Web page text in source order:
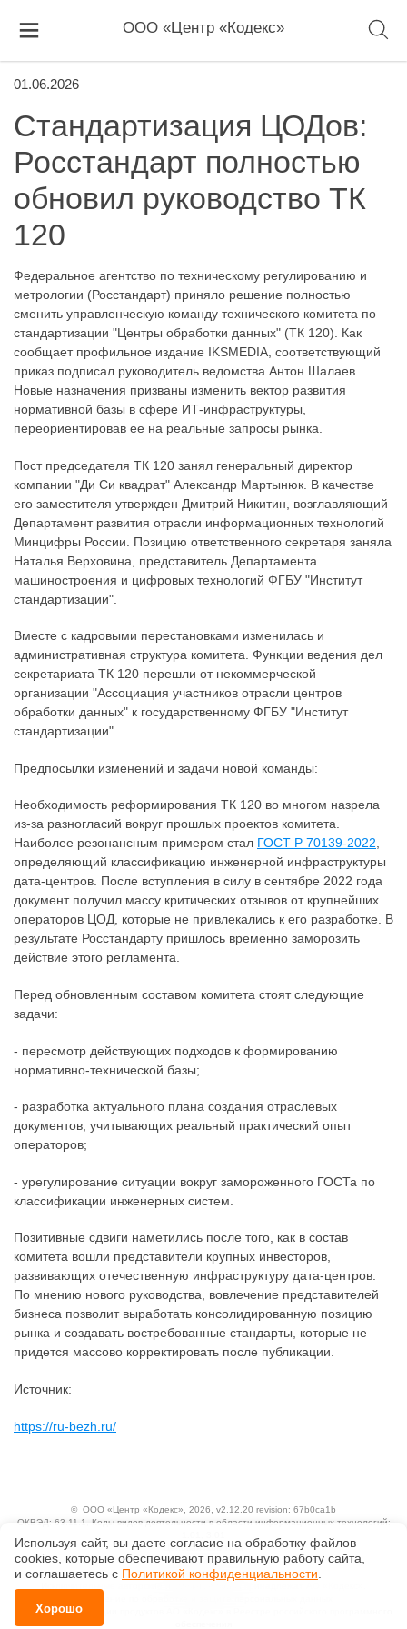
ООО «Центр «Кодекс»
01.06.2026
Стандартизация ЦОДов:
Росстандарт полностью
обновил руководство ТК
120
Федеральное агентство по техническому регулированию и
метрологии (Росстандарт) приняло решение полностью
сменить управленческую команду технического комитета по
стандартизации "Центры обработки данных" (ТК 120). Как
сообщает профильное издание IKSMEDIA, соответствующий
приказ подписал руководитель ведомства Антон Шалаев.
Новые назначения призваны изменить вектор развития
нормативной базы в сфере ИТ-инфраструктуры,
переориентировав ее на реальные запросы рынка.
Пост председателя ТК 120 занял генеральный директор
компании "Ди Си квадрат" Александр Мартынюк. В качестве
его заместителя утвержден Дмитрий Никитин, возглавляющий
Департамент развития отрасли информационных технологий
Минцифры России. Позицию ответственного секретаря заняла
Наталья Верховина, представитель Департамента
машиностроения и цифровых технологий ФГБУ "Институт
стандартизации".
Вместе с кадровыми перестановками изменилась и
административная структура комитета. Функции ведения дел
секретариата ТК 120 перешли от некоммерческой
организации "Ассоциация участников отрасли центров
обработки данных" к государственному ФГБУ "Институт
стандартизации".
Предпосылки изменений и задачи новой команды:
Необходимость реформирования ТК 120 во многом назрела
из-за разногласий вокруг прошлых проектов комитета.
Наиболее резонансным примером стал ГОСТ Р 70139-2022,
определяющий классификацию инженерной инфраструктуры
дата-центров. После вступления в силу в сентябре 2022 года
документ получил массу критических отзывов от крупнейших
операторов ЦОД, которые не привлекались к его разработке. В
результате Росстандарту пришлось временно заморозить
действие этого регламента.
Перед обновленным составом комитета стоят следующие
задачи:
- пересмотр действующих подходов к формированию
нормативно-технической базы;
- разработка актуального плана создания отраслевых
документов, учитывающих реальный практический опыт
операторов;
- урегулирование ситуации вокруг замороженного ГОСТа по
классификации инженерных систем.
Позитивные сдвиги наметились после того, как в состав
комитета вошли представители крупных инвесторов,
развивающих отечественную инфраструктуру дата-центров.
По мнению нового руководства, вовлечение представителей
бизнеса позволит выработать консолидированную позицию
рынка и создавать востребованные стандарты, которые не
придется массово корректировать после публикации.
Источник:
https://ru-bezh.ru/
© ООО «Центр «Кодекс», 2026, v2.12.20 revision: 67b0ca1b
ОКВЭД: 63.11.1, Коды видов деятельности в области информационных технологий:
Ценовая политика
Технологии
Справка о регистрации продуктов АО «Кодекс» в Реестре российского программного
Используя сайт, вы даете согласие на обработку файлов
сооkiеs, которые обеспечивают правильную работу сайта,
и соглашаетесь с Политикой конфиденциальности.
Хорошо